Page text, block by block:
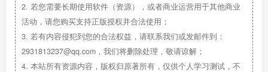
2. 若您需要长期使用软件（资源），或者商业运营用于其他商业
活动，请您购买支持正版授权并合法使用；
3. 若有内容侵犯到您的合法权益，请联系我们或发邮件到：
2931813237@qq.com，我们将删除处理，敬请谅解；
4. 本站所有资源内容，版权归原著所有，仅供个人学习测试，不